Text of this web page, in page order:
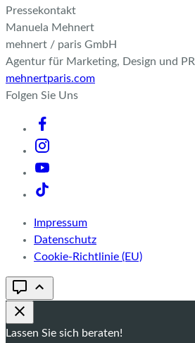
Pressekontakt
Manuela Mehnert
mehnert / paris GmbH
Agentur für Marketing, Design und PR
mehnertparis.com
Folgen Sie Uns
Impressum
Datenschutz
Cookie-Richtlinie (EU)
Lassen Sie sich beraten!